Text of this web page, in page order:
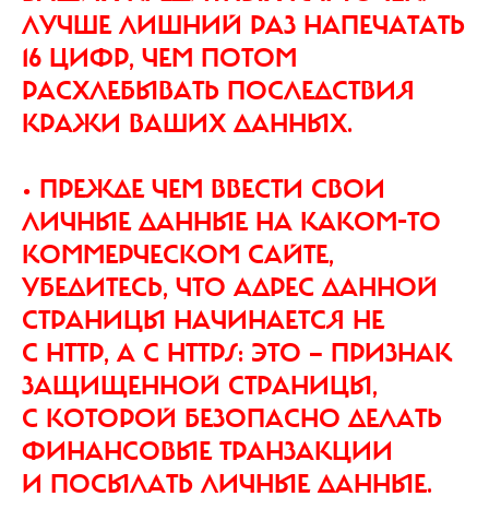
ЛУЧШЕ ЛИШНИЙ РАЗ НАПЕЧАТАТЬ
16 ЦИФР, ЧЕМ ПОТОМ
РАСХЛЕБЫВАТЬ ПОСЛЕДСТВИЯ
КРАЖИ ВАШИХ ДАННЫХ.
• ПРЕЖДЕ ЧЕМ ВВЕСТИ СВОИ
ЛИЧНЫЕ ДАННЫЕ НА КАКОМ-ТО
КОММЕРЧЕСКОМ САЙТЕ,
УБЕДИТЕСЬ, ЧТО АДРЕС ДАННОЙ
СТРАНИЦЫ НАЧИНАЕТСЯ НЕ
С HTTP, А С HTTPS: ЭТО — ПРИЗНАК
ЗАЩИЩЕННОЙ СТРАНИЦЫ,
С КОТОРОЙ БЕЗОПАСНО ДЕЛАТЬ
ФИНАНСОВЫЕ ТРАНЗАКЦИИ
И ПОСЫЛАТЬ ЛИЧНЫЕ ДАННЫЕ.